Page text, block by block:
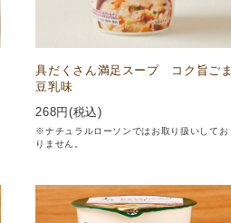
具だくさん満足スープ コク旨ごま
豆乳味
268円(税込)
※ナチュラルローソンではお取り扱いしてお
りません。